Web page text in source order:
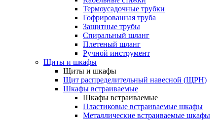
Термоусадочные трубки
Гофрированная труба
Защитные трубы
Спиральный шланг
Плетеный шланг
Ручной инструмент
Щиты и шкафы
Щиты и шкафы
Щит распределительный навесной (ЩРН)
Шкафы встраиваемые
Шкафы встраиваемые
Пластиковые встраиваемые шкафы
Металлические встраиваемые шкафы